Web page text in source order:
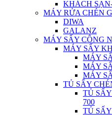
KHÁCH
MÁY RỬA CHÉN
DIWA
GALANZ
MÁY SẤY CÔNG
MÁY SẤY
MÁY
MÁY
MÁY
TỦ SẤY
TỦ
700
TỦ